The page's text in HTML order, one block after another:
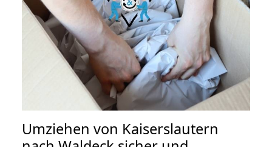
Umziehen von Kaiserslautern